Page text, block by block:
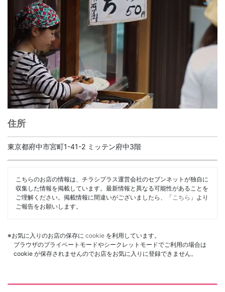
住所
東京都府中市宮町1-41-2 ミッテン府中3階
こちらのお店の情報は、チラシプラス運営会社のセブンネットが独自に
収集した情報を掲載しています。最新情報と異なる可能性があることを
ご理解ください。掲載情報に間違いがございましたら、「 こちら 」より
ご報告をお願いします。
※お気に入りのお店の保存に cookie を利用しています。
ブラウザのプライベートモードやシークレットモードでご利用の場合は
cookie が保存されませんのでお店をお気に入りに登録できません。